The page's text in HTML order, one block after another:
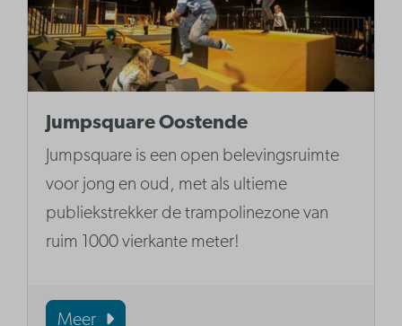
Jumpsquare Oostende
Jumpsquare is een open belevingsruimte
voor jong en oud, met als ultieme
publiekstrekker de trampolinezone van
ruim 1000 vierkante meter!
Meer